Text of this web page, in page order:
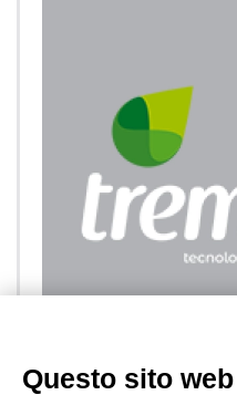
Questo sito